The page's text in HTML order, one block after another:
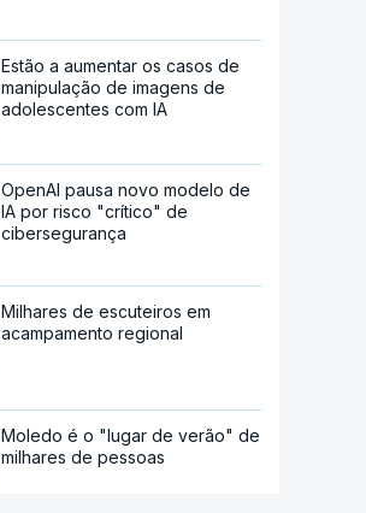
Estão a aumentar os casos de
manipulação de imagens de
adolescentes com IA
OpenAI pausa novo modelo de
IA por risco "crítico" de
cibersegurança
Milhares de escuteiros em
acampamento regional
Moledo é o "lugar de verão" de
milhares de pessoas